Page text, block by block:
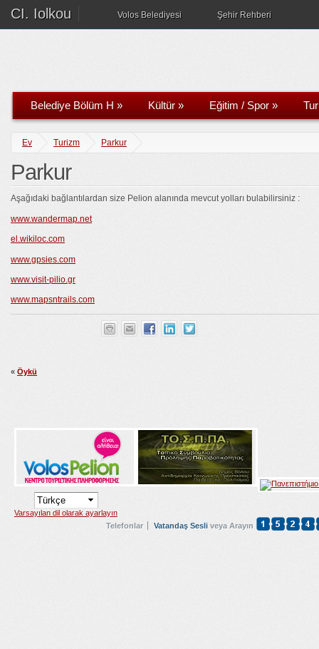
CI. Iolkou Volos Belediyesi Şehir Rehberi
Belediye Bölüm H » Kültür » Eğitim / Spor »
Ev Turizm Parkur
Parkur
Aşağıdaki bağlantılardan size Pelion alanında mevcut yolları bulabilirsiniz :
www.wandermap.net
el.wikiloc.com
www.gpsies.com
www.visit-pilio.gr
www.mapsntrails.com
« Öykü
Varsayılan dil olarak ayarlayın
Telefonlar
Vatandaş Sesli veya Arayın